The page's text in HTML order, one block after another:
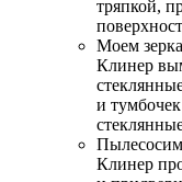
тряпкой,
Моем
Клинер
и
Клинер